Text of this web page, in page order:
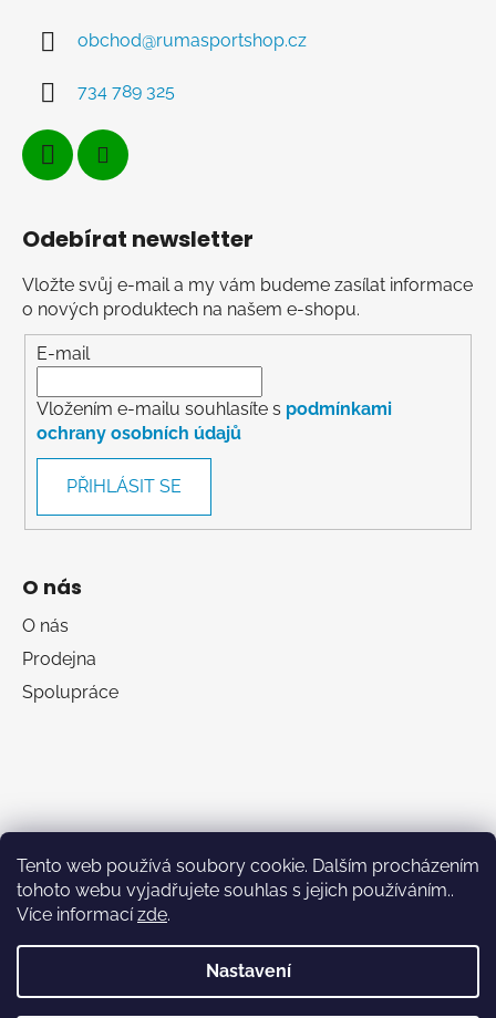
Tento web používá soubory cookie. Dalším procházením
tohoto webu vyjadřujete souhlas s jejich používáním..
Více informacízde.
Nastavení
obchod@rumasportshop.cz
734 789 325
Odebírat newsletter
Vložte svůj e-mail a my vám budeme zasílat informace
o nových produktech na našem e-shopu.
E-mail
Vložením e-mailu souhlasíte s podmínkami
ochrany osobních údajů
PŘIHLÁSIT SE
O nás
O nás
Prodejna
Spolupráce